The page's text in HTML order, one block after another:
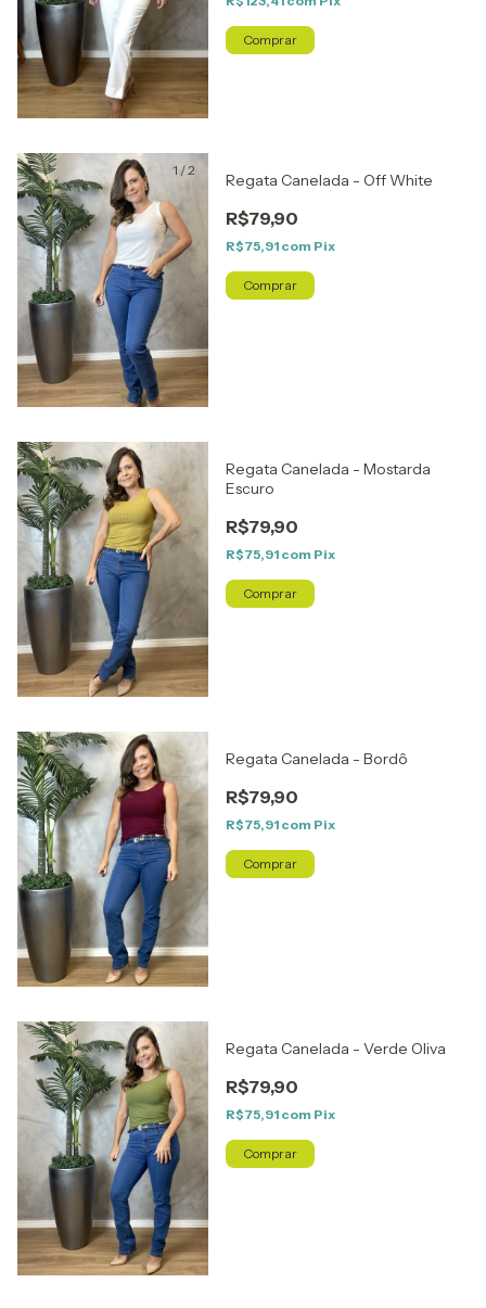
Comprar
1 /2
Regata Canelada - Off White
R$79,90
R$75,91 com Pix
Comprar
Regata Canelada - Mostarda
Escuro
R$79,90
R$75,91 com Pix
Comprar
Regata Canelada - Bordô
R$79,90
R$75,91 com Pix
Comprar
Regata Canelada - Verde Oliva
R$79,90
R$75,91 com Pix
Comprar